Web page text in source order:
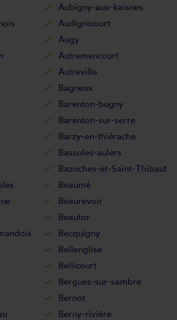
Aubigny-aux-kaisnes
Audignicourt
Augy
Autremencourt
Autreville
Bagneux
Barenton-bugny
Barenton-sur-serre
Barzy-en-thiérache
Bassoles-aulers
Bazoches-et-Saint-Thibaut
Beaumé
Beaurevoir
Beautor
Becquigny
Bellenglise
Bellicourt
Bergues-sur-sambre
Bernot
Berny-rivière